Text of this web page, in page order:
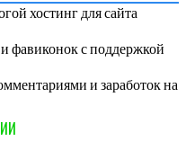
хостинг для сайта
фавиконок с поддержкой
и заработок на